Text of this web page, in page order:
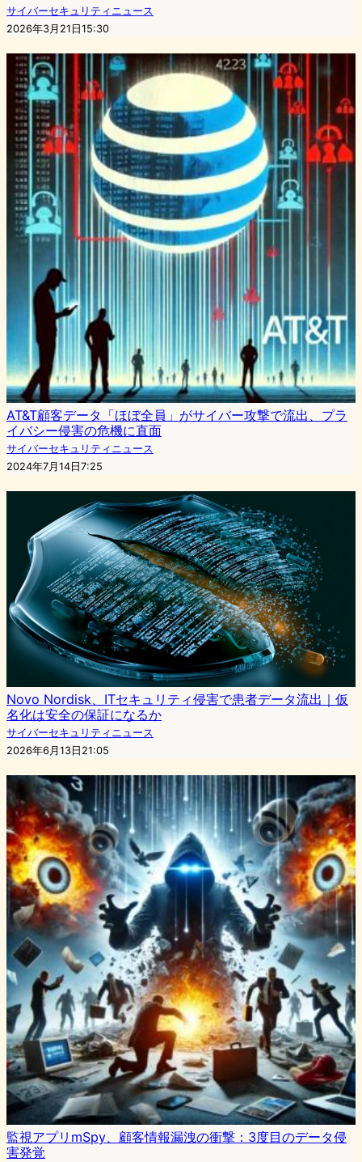
サイバーセキュリティニュース
2026年3月21日15:30
AT&T顧客データ「ほぼ全員」がサイバー攻撃で流出、プラ
イバシー侵害の危機に直面
サイバーセキュリティニュース
2024年7月14日7:25
Novo Nordisk、ITセキュリティ侵害で患者データ流出｜仮
名化は安全の保証になるか
サイバーセキュリティニュース
2026年6月13日21:05
監視アプリmSpy、顧客情報漏洩の衝撃：3度目のデータ侵
害発覚